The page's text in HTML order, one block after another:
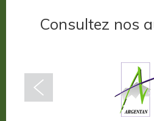
Consultez nos